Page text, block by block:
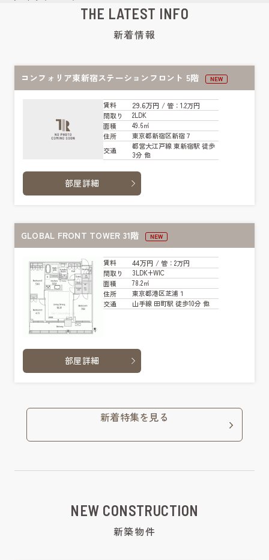
THE LATEST INFO
新着情報
コンフォリア東新宿ステーションフロント 5階 NEW
賃料 29.6万円 / 管：1.2万円
間取り
2LDK
面積
49.6㎡
住所
東京都新宿区新宿７
交通
都営大江戸線 東新宿駅 徒歩
3分 他
部屋詳細
GLOBAL FRONT TOWER 31階 NEW
賃料 44万円 / 管：2万円
間取り
3LDK+WIC
面積
78.2㎡
住所
東京都港区芝浦１
交通
山手線 田町駅 徒歩10分 他
部屋詳細
新着特集を見る
NEW CONSTRUCTION
新築物件